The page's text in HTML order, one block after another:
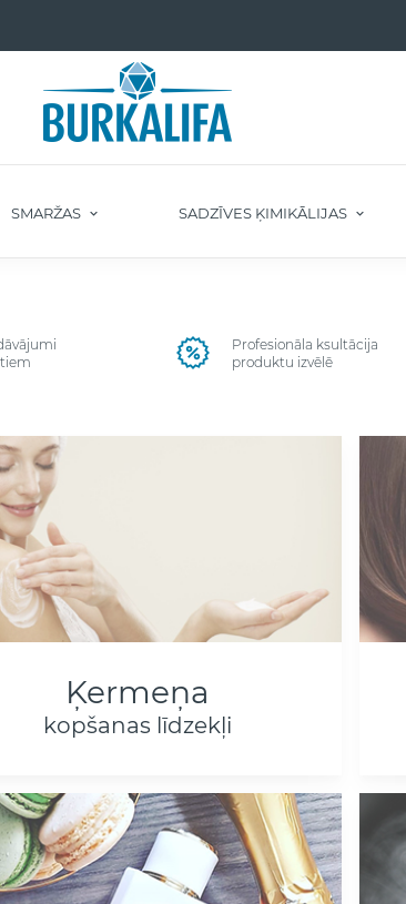
SMARŽAS SADZĪVES ĶIMIKĀLIJAS
Profesionāla ksultācija
produktu izvēlē
Ķermeņa
kopšanas līdzekļi